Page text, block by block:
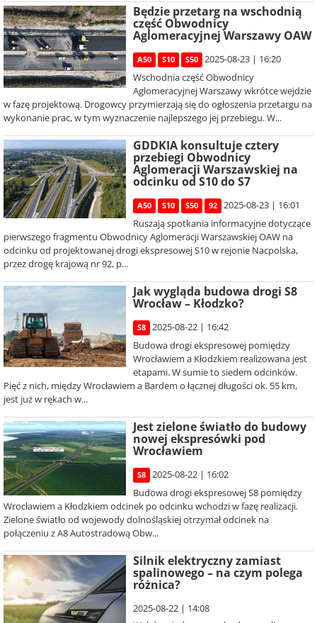
Będzie przetarg na wschodnią
część Obwodnicy
Aglomeracyjnej Warszawy OAW
A50 S10 S50
2025-08-23 | 16:20
Wschodnia część Obwodnicy
Aglomeracyjnej Warszawy wkrótce wejdzie
w fazę projektową. Drogowcy przymierzają się do ogłoszenia przetargu na
wykonanie prac, w tym wyznaczenie najlepszego jej przebiegu. W...
GDDKIA konsultuje cztery
przebiegi Obwodnicy
Aglomeracji Warszawskiej na
odcinku od S10 do S7
A50 S10 S50 92
2025-08-23 | 16:01
Ruszają spotkania informacyjne dotyczące
pierwszego fragmentu Obwodnicy Aglomeracji Warszawskiej OAW na
odcinku od projektowanej drogi ekspresowej S10 w rejonie Nacpolska,
przez drogę krajową nr 92, p...
Jak wygląda budowa drogi S8
Wrocław – Kłodzko?
S8
2025-08-22 | 16:42
Budowa drogi ekspresowej pomiędzy
Wrocławiem a Kłodzkiem realizowana jest
etapami. W sumie to siedem odcinków.
Pięć z nich, między Wrocławiem a Bardem o łącznej długości ok. 55 km,
jest już w rękach w...
Jest zielone światło do budowy
nowej ekspresówki pod
Wrocławiem
S8
2025-08-22 | 16:02
Budowa drogi ekspresowej S8 pomiędzy
Wrocławiem a Kłodzkiem odcinek po odcinku wchodzi w fazę realizacji.
Zielone światło od wojewody dolnośląskiej otrzymał odcinek na
połączeniu z A8 Autostradową Obw...
Silnik elektryczny zamiast
spalinowego – na czym polega
różnica?
2025-08-22 | 14:08